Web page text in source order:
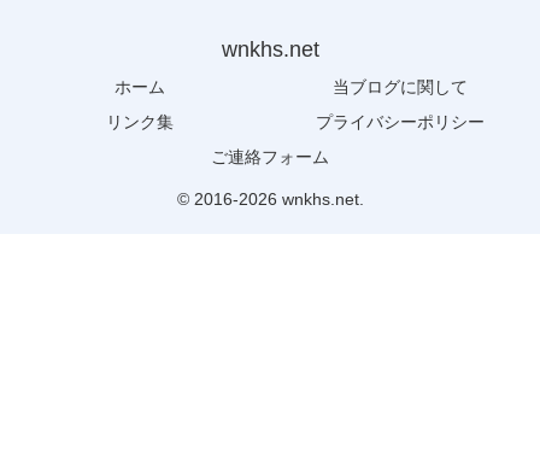
wnkhs.net
ホーム
当ブログに関して
リンク集
プライバシーポリシー
ご連絡フォーム
© 2016-2026 wnkhs.net.